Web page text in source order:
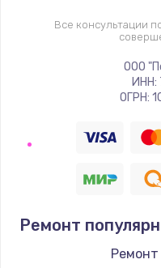
Все консультации
ООО
ИНН:
ОГРН:
Ремонт
Ремонт